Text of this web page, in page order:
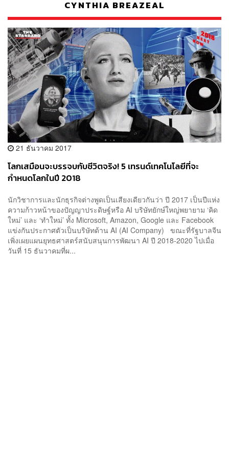
CYNTHIA BREAZEAL
21 ธันวาคม 2017
โลกเสมือนจะบรรจบกับชีวิตจริง! 5 เทรนด์เทคโนโลยีที่จะ
กำหนดโลกในปี 2018
นักวิชาการและนักธุรกิจต่างพูดเป็นเสียงเดียวกันว่า ปี 2017 เป็นปีแห่ง
ความก้าวหน้าของปัญญาประดิษฐ์หรือ AI บริษัทยักษ์ใหญ่พยายาม ‘คิด
ใหม่’ และ ‘ทำใหม่’ ทั้ง Microsoft, Amazon, Google และ Facebook
แข่งกันประกาศตัวเป็นบริษัทด้าน AI (AI Company) ขณะที่รัฐบาลจีน
เพิ่งเผยแผนยุทธศาสตร์สนับสนุนการพัฒนา AI ปี 2018-2020 ไปเมื่อ
วันที่ 15 ธันวาคมที่ผ...